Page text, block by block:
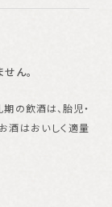
ん。
の飲酒は、胎児・
お酒はおいしく適量